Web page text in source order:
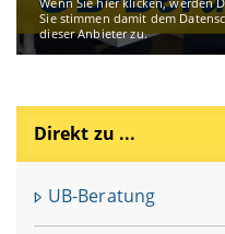
Direkt zu ...
UB-Beratung
Sie stimmen damit dem
dieser Anbieter zu.